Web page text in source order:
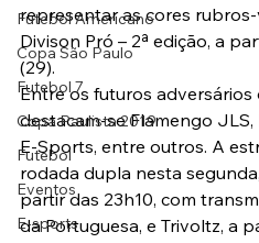
Futebol Americano
Copa São Paulo
Futebol 7
Copa Paulista 2019
Futebol
Eventos
E-sports
representar as cores
Divison Pró – 2ª edição, a
(29).
Entre os futuros adversários
destacam-se Flamengo
E-Sports, entre outros. A
rodada dupla nesta
partir das 23h10, com
da Portuguesa, e Trivoltz, a